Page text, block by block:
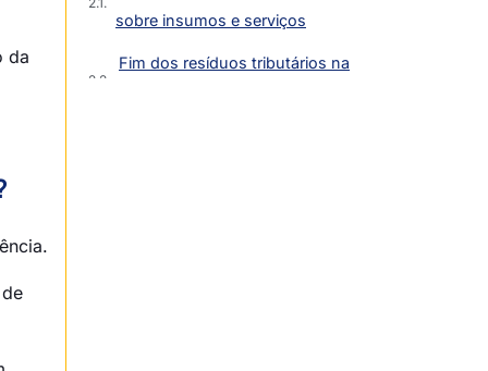
da
sobre insumos e serviços
Fim dos resíduos tributários na